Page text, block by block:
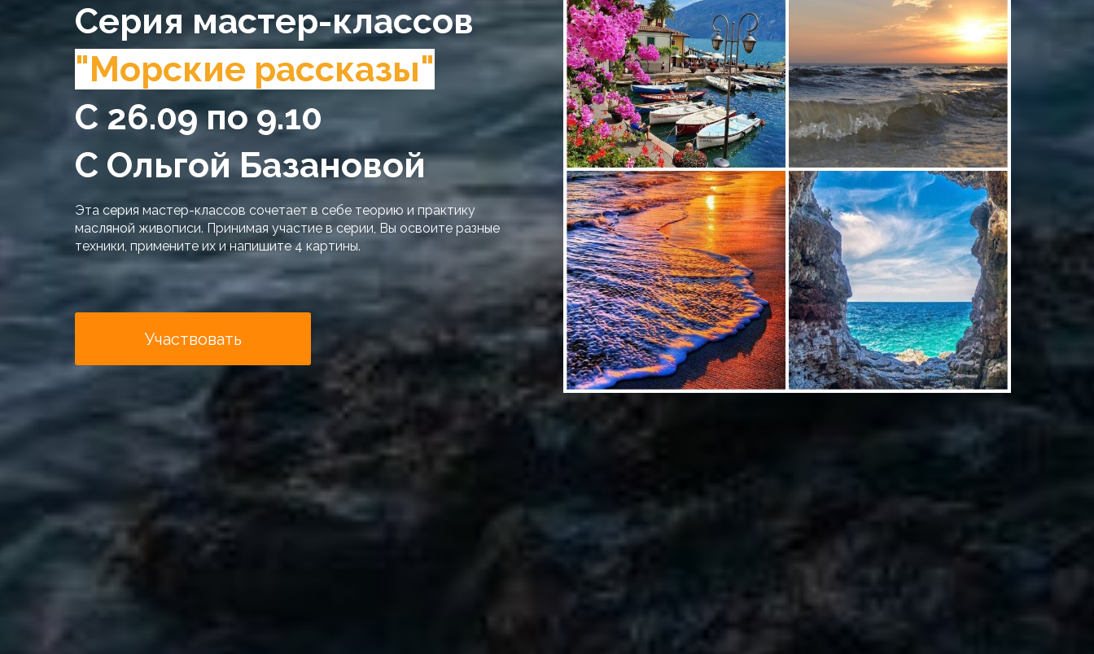
Серия мастер-классов
"Морские рассказы"
С 26.09 по 9.10
С Ольгой Базановой
Эта серия мастер-классов сочетает в себе теорию и практику
масляной живописи. Принимая участие в серии, Вы освоите разные
техники, примените их и напишите 4 картины.
Участвовать